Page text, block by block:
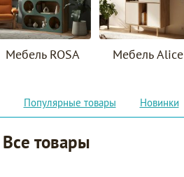
Мебель ROSA Мебель Alice
Популярные товары Новинки
Все товары